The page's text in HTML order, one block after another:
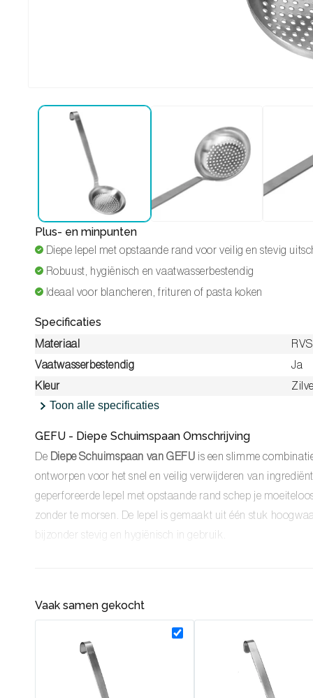
Plus- en minpunten
Diepe lepel met opstaande rand voor veilig en stevig
Robuust, hygiënisch en vaatwasserbestendig
Ideaal voor blancheren, frituren of pasta koken
Specificaties
Materiaal
RVS
Vaatwasserbestendig
Ja
Kleur
Toon alle specificaties
GEFU - Diepe Schuimspaan Omschrijving
De Diepe Schuimspaan van GEFU is een slimme
ontworpen voor het snel en veilig verwijderen van
geperforeerde lepel met opstaande rand schep je
zonder te morsen. De lepel is gemaakt uit één stuk
bijzonder stevig en hygiënisch in gebruik.
mogelijke schuimlepel te ontwikkelen. Een betrouwbare
Unieke kenmerken en specificaties
Opstaande rand:
Zorgt ervoor dat ingrediënten stevig in
uitscheppen.
Geperforeerde bodem: Laat kookvocht of vet eenvoudig
Vaak samen gekocht